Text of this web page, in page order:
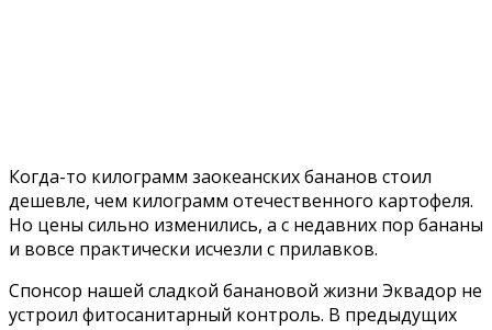
Когда-то килограмм заокеанских бананов стоил
дешевле, чем килограмм отечественного картофеля.
Но цены сильно изменились, а с недавних пор бананы
и вовсе практически исчезли с прилавков.
Спонсор нашей сладкой банановой жизни Эквадор не
устроил фитосанитарный контроль. В предыдущих